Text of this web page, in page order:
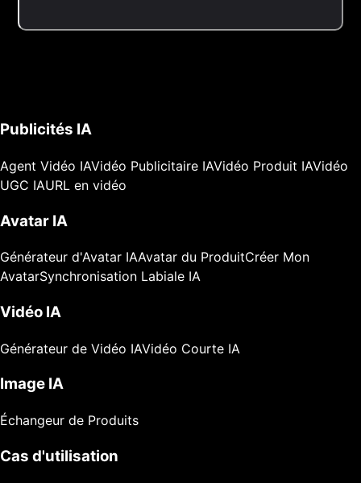
Publicités IA
Agent Vidéo IAVidéo Publicitaire IAVidéo Produit IAVidéo
UGC IAURL en vidéo
Avatar IA
Générateur d'Avatar IAAvatar du ProduitCréer Mon
AvatarSynchronisation Labiale IA
Vidéo IA
Générateur de Vidéo IAVidéo Courte IA
Image IA
Échangeur de Produits
Cas d'utilisation